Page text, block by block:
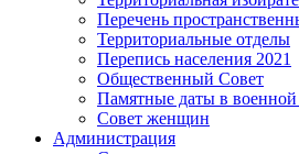
Перечень
Территориальные отделы
Перепись населения 2021
Общественный Совет
Памятные даты в
Совет женщин
Администрация